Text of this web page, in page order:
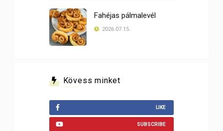
Fahéjas pálmalevél
2026.07.15.
Kövess minket
LIKE
SUBSCRIBE